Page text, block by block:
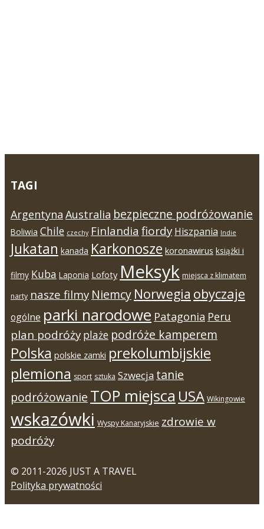
TAGI
Argentyna Australia bezpieczne podróżowanie
Boliwia Chile czechy Finlandia fiordy Hiszpania Indie
Jukatan kanada Karkonosze koronawirus książki i
filmy Kuba Laponia Lofoty Meksyk miejsca z klimatem
narty nasze filmy Niemcy Norwegia obyczaje
ogólne parki narodowe Patagonia Peru
plan podróży plaże podróże kamperem
Polska polskie zamki prekolumbijskie
plemiona sport sztuka Szwecja tanie
podróżowanie TOP miejsca USA Wikingowie
wskazówki Wyspy Kanaryjskie zdrowie w
podróży
© 2011-2026 JUST A TRAVEL
Polityka prywatności